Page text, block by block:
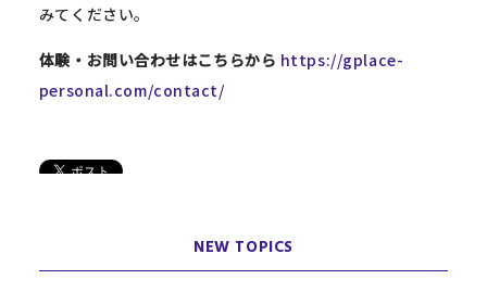
みてください。
体験・お問い合わせはこちらから https://gplace-
personal.com/contact/
NEW TOPICS